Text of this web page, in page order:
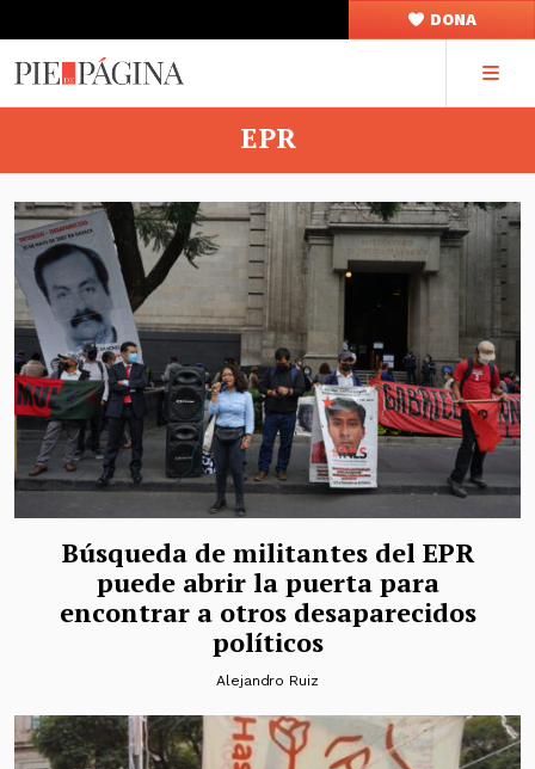
DONA
EPR
Búsqueda de militantes del EPR
puede abrir la puerta para
encontrar a otros desaparecidos
políticos
Alejandro Ruiz